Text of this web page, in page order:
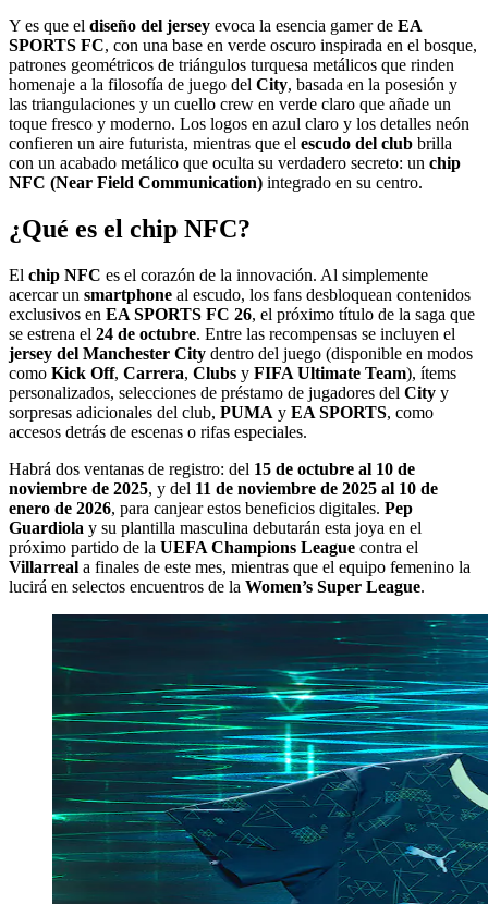
Y es que el diseño del jersey evoca la esencia gamer de EA
SPORTS FC, con una base en verde oscuro inspirada en el bosque,
patrones geométricos de triángulos turquesa metálicos que rinden
homenaje a la filosofía de juego del City, basada en la posesión y
las triangulaciones y un cuello crew en verde claro que añade un
toque fresco y moderno. Los logos en azul claro y los detalles neón
confieren un aire futurista, mientras que el escudo del club brilla
con un acabado metálico que oculta su verdadero secreto: un chip
NFC (Near Field Communication) integrado en su centro.
¿Qué es el chip NFC?
El chip NFC es el corazón de la innovación. Al simplemente
acercar un smartphone al escudo, los fans desbloquean contenidos
exclusivos en EA SPORTS FC 26, el próximo título de la saga que
se estrena el 24 de octubre. Entre las recompensas se incluyen el
jersey del Manchester City dentro del juego (disponible en modos
como Kick Off, Carrera, Clubs y FIFA Ultimate Team), ítems
personalizados, selecciones de préstamo de jugadores del City y
sorpresas adicionales del club, PUMA y EA SPORTS, como
accesos detrás de escenas o rifas especiales.
Habrá dos ventanas de registro: del 15 de octubre al 10 de
noviembre de 2025, y del 11 de noviembre de 2025 al 10 de
enero de 2026, para canjear estos beneficios digitales. Pep
Guardiola y su plantilla masculina debutarán esta joya en el
próximo partido de la UEFA Champions League contra el
Villarreal a finales de este mes, mientras que el equipo femenino la
lucirá en selectos encuentros de la Women’s Super League.